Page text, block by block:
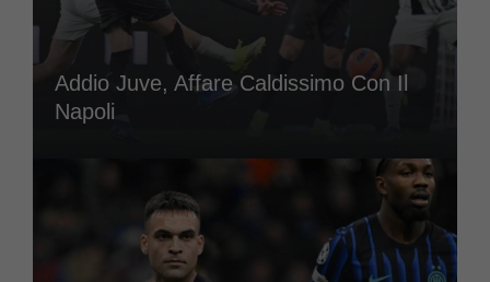
Addio Juve, Affare Caldissimo Con Il
Napoli